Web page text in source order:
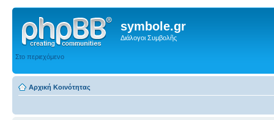
symbole.gr
Διάλογοι Συμβολῆς
Στο περιεχόμενο
Αρχική Κοινότητας